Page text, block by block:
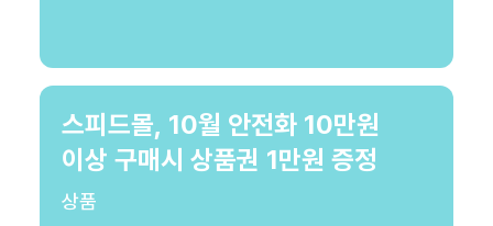
스피드몰, 10월 안전화 10만원
이상 구매시 상품권 1만원 증정
상품